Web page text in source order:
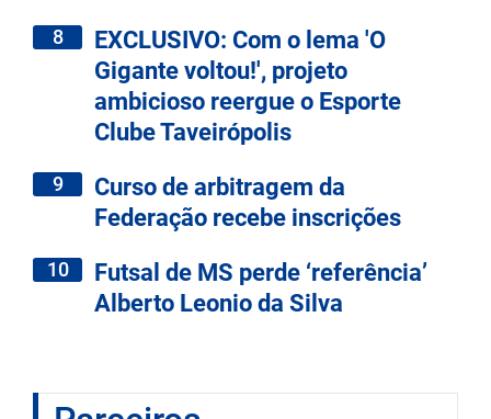
8
EXCLUSIVO: Com o lema 'O
Gigante voltou!', projeto
ambicioso reergue o Esporte
Clube Taveirópolis
9
Curso de arbitragem da
Federação recebe inscrições
10
Futsal de MS perde ‘referência’
Alberto Leonio da Silva